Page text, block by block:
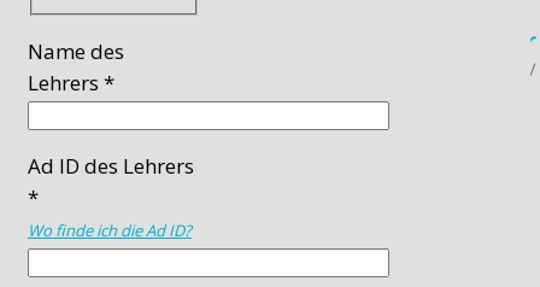
Name des
Lehrers *
Ad ID des Lehrers
*
Wo finde ich die Ad ID?